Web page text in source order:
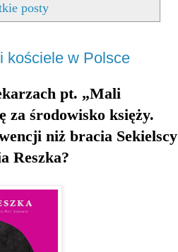
posty
kościele w Polsce
pt. „Mali
za środowisko księży.
niż bracia Sekielscy
Reszka?